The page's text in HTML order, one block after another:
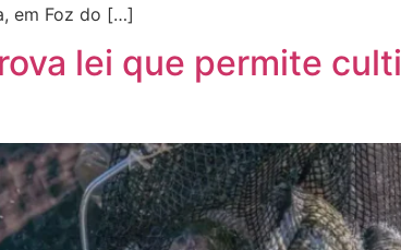
em Foz do […]
lei que permite